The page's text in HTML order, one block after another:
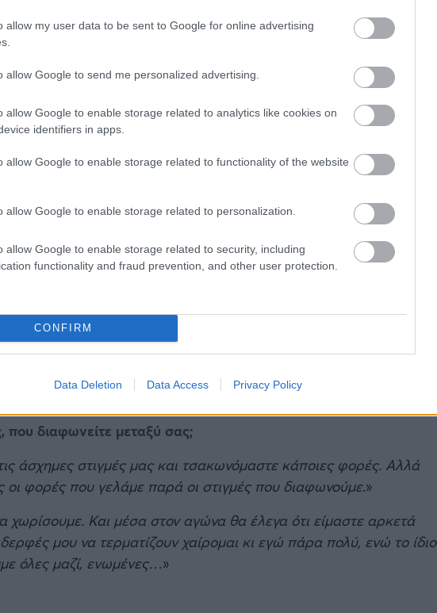
allow my user data to be sent to Google for online advertising
allow Google to send me personalized advertising.
allow Google to enable storage related to analytics like cookies on
identifiers in apps.
allow Google to enable storage related to functionality of the website
allow Google to enable storage related to personalization.
allow Google to enable storage related to security, including
functionality and fraud prevention, and other user protection.
CONFIRM
Data Deletion Data Access Privacy Policy
Κι όχι μόνο Μαραθώνιο, αλλά και Ημιμαραθώνιους ,
διαφωνείτε μεταξύ σας;
άσχημες στιγμές μας και τσακωνόμαστε κάποιες φορές. Αλλά
οι φορές που γελάμε παρά οι στιγμές που διαφωνούμε.»
χωρίσουμε. Και μέσα στον αγώνα θα έλεγα ότι είμαστε αρκετά
μου να τερματίζουν χαίρομαι κι εγώ πάρα πολύ, ενώ το ίδιο
όλες μαζί, ενωμένες…»